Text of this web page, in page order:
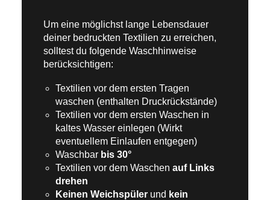
Um eine möglichst lange Lebensdauer
deiner bedruckten Textilien zu erreichen,
solltest du folgende Waschhinweise
berücksichtigen:
Textilien vor dem ersten Tragen
waschen (enthalten Druckrückstände)
Textilien vor dem ersten Waschen in
kaltes Wasser einlegen (Wirkt
eventuellem Einlaufen entgegen)
Waschbar bis 30°
Textilien vor dem Waschen auf Links
drehen
Keinen Weichspüler und kein